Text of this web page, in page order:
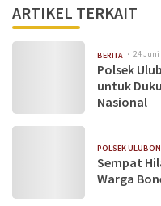
ARTIKEL TERKAIT
BERITA 24 Juni
Polsek
untuk
Nasional
POLSEK
Sempat
Warga